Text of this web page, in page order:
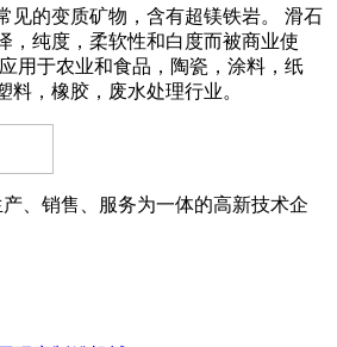
见的变质矿物，含有超镁铁岩。 滑石
，纯度，柔软性和白度而被商业使
用于农业和食品，陶瓷，涂料，纸
料，橡胶，废水处理行业。
、销售、服务为一体的高新技术企